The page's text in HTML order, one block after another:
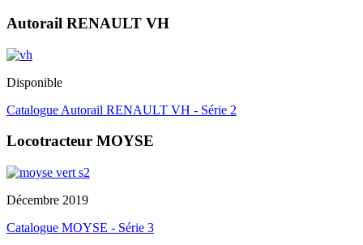
Autorail RENAULT VH
Disponible
Catalogue Autorail RENAULT VH - Série 2
Locotracteur MOYSE
Décembre 2019
Catalogue MOYSE - Série 3